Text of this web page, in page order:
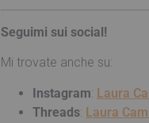
Seguimi sui social!
Mi trovate anche su:
Instagram: Laura
Threads: Laura